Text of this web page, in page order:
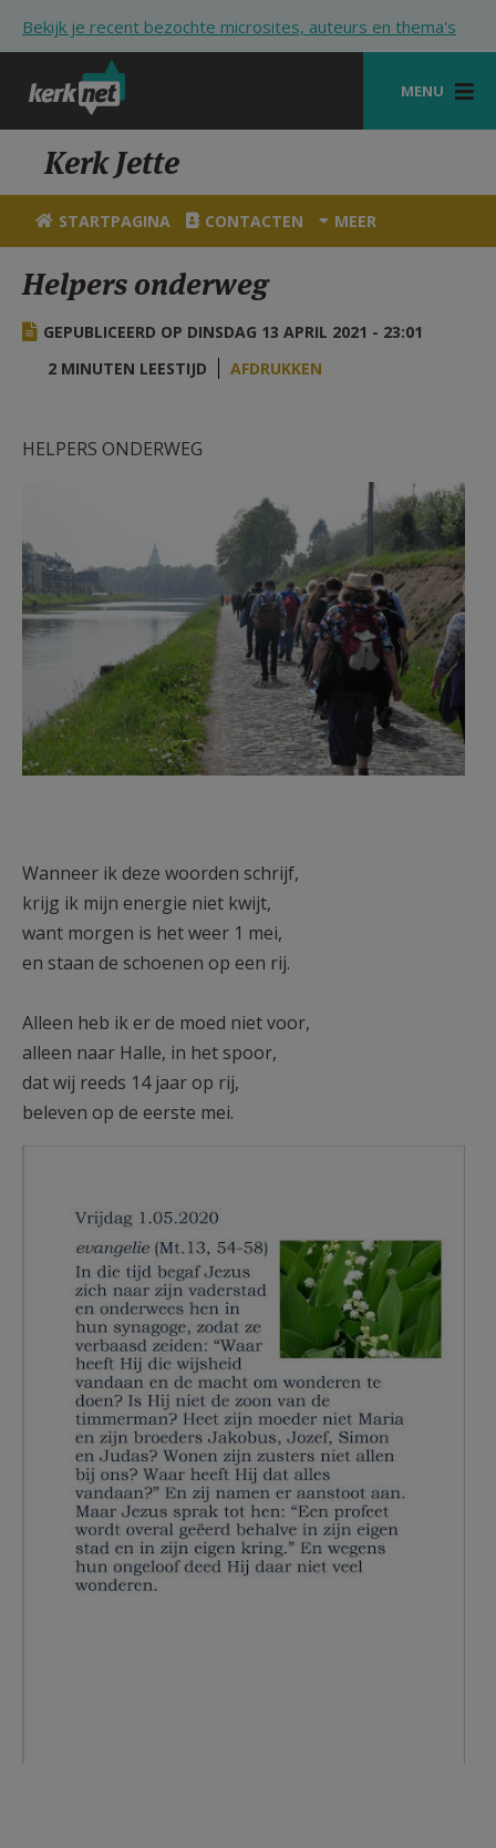
Bekijk je recent bezochte microsites, auteurs en thema's
MENU
STARTPAGINA
KERK
VIERINGEN
SHOP
ZOEKEN
AANMELDEN OF REGISTREREN
Kerk Jette
STARTPAGINA CONTACTEN MEER
Helpers onderweg
GEPUBLICEERD OP DINSDAG 13 APRIL 2021 - 23:01
2 MINUTEN LEESTIJD
AFDRUKKEN
HELPERS ONDERWEG
Halle 1 mei 2019 (100).JPG
Wanneer ik deze woorden schrijf,
krijg ik mijn energie niet kwijt,
want morgen is het weer 1 mei,
en staan de schoenen op een rij.
Alleen heb ik er de moed niet voor,
alleen naar Halle, in het spoor,
dat wij reeds 14 jaar op rij,
beleven op de eerste mei.